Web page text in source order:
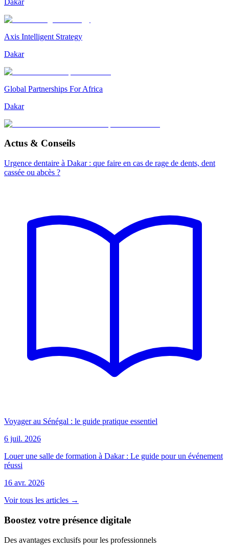
Axis Intelligent Strategy
Dakar
Global Partnerships For Africa
Dakar
Actus & Conseils
Urgence dentaire à Dakar : que faire en cas de rage de dents, dent
cassée ou abcès ?
Voyager au Sénégal : le guide pratique essentiel
6 juil. 2026
Louer une salle de formation à Dakar : Le guide pour un événement
réussi
16 avr. 2026
Voir tous les articles →
Boostez votre présence digitale
Des avantages exclusifs pour les professionnels